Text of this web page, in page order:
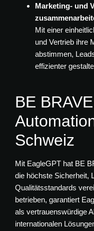
Marketing- und
Mit einer
und Vertrieb ihre
abstimmen,
effizienter
BE
Schweiz
Mit EagleGPT hat BE
die höchste Sicherheit,
Qualitätsstandards
betrieben, garantiert
als vertrauenswürdige
internationalen